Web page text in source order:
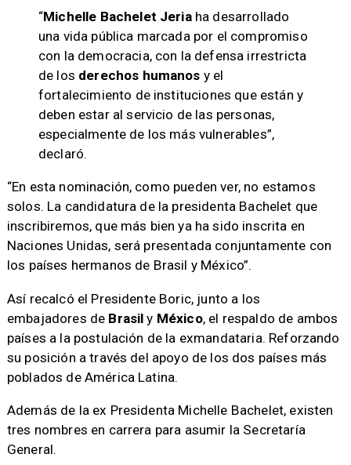
“Michelle Bachelet Jeriaha desarrollado
una vida pública marcada por el compromiso
con la democracia, con la defensa irrestricta
de los derechos humanos y el
fortalecimiento de instituciones que están y
deben estar al servicio de las personas,
especialmente de los más vulnerables”,
declaró.
“En esta nominación, como pueden ver, no estamos
solos. La candidatura de la presidenta Bachelet que
inscribiremos, que más bien ya ha sido inscrita en
Naciones Unidas, será presentada conjuntamente con
los países hermanos de Brasil y México”.
Así recalcó el Presidente Boric, junto a los
embajadores de Brasil y México, el respaldo de ambos
países a la postulación de la exmandataria. Reforzando
su posición a través del apoyo de los dos países más
poblados de América Latina.
Además de la ex Presidenta Michelle Bachelet, existen
tres nombres en carrera para asumir la Secretaría
General.